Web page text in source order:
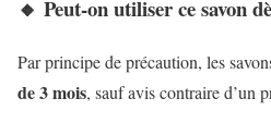
🔸 Peut-on utiliser ce savon
Par principe de précaution, les
de 3 mois, sauf avis contraire d’un